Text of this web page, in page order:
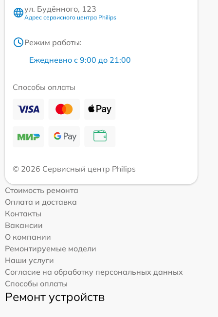
ул. Будённого, 123
Адрес сервисного центра Philips
Режим работы:
Ежедневно с 9:00 до 21:00
Способы оплаты
© 2026 Сервисный центр Philips
Стоимость ремонта
Оплата и доставка
Контакты
Вакансии
О компании
Ремонтируемые модели
Наши услуги
Согласие на обработку персональных данных
Способы оплаты
Ремонт устройств